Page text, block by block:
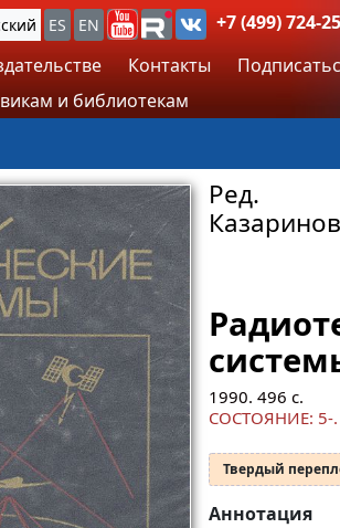
ES EN
+7 (499) 724-
Контакты
и библиотекам
Ред.
1990. 496 с.
СОСТОЯНИЕ: 5-.
Твердый
Аннотация